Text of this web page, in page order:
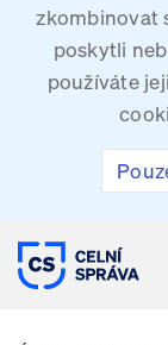
zkombinovat
poskytli
používáte